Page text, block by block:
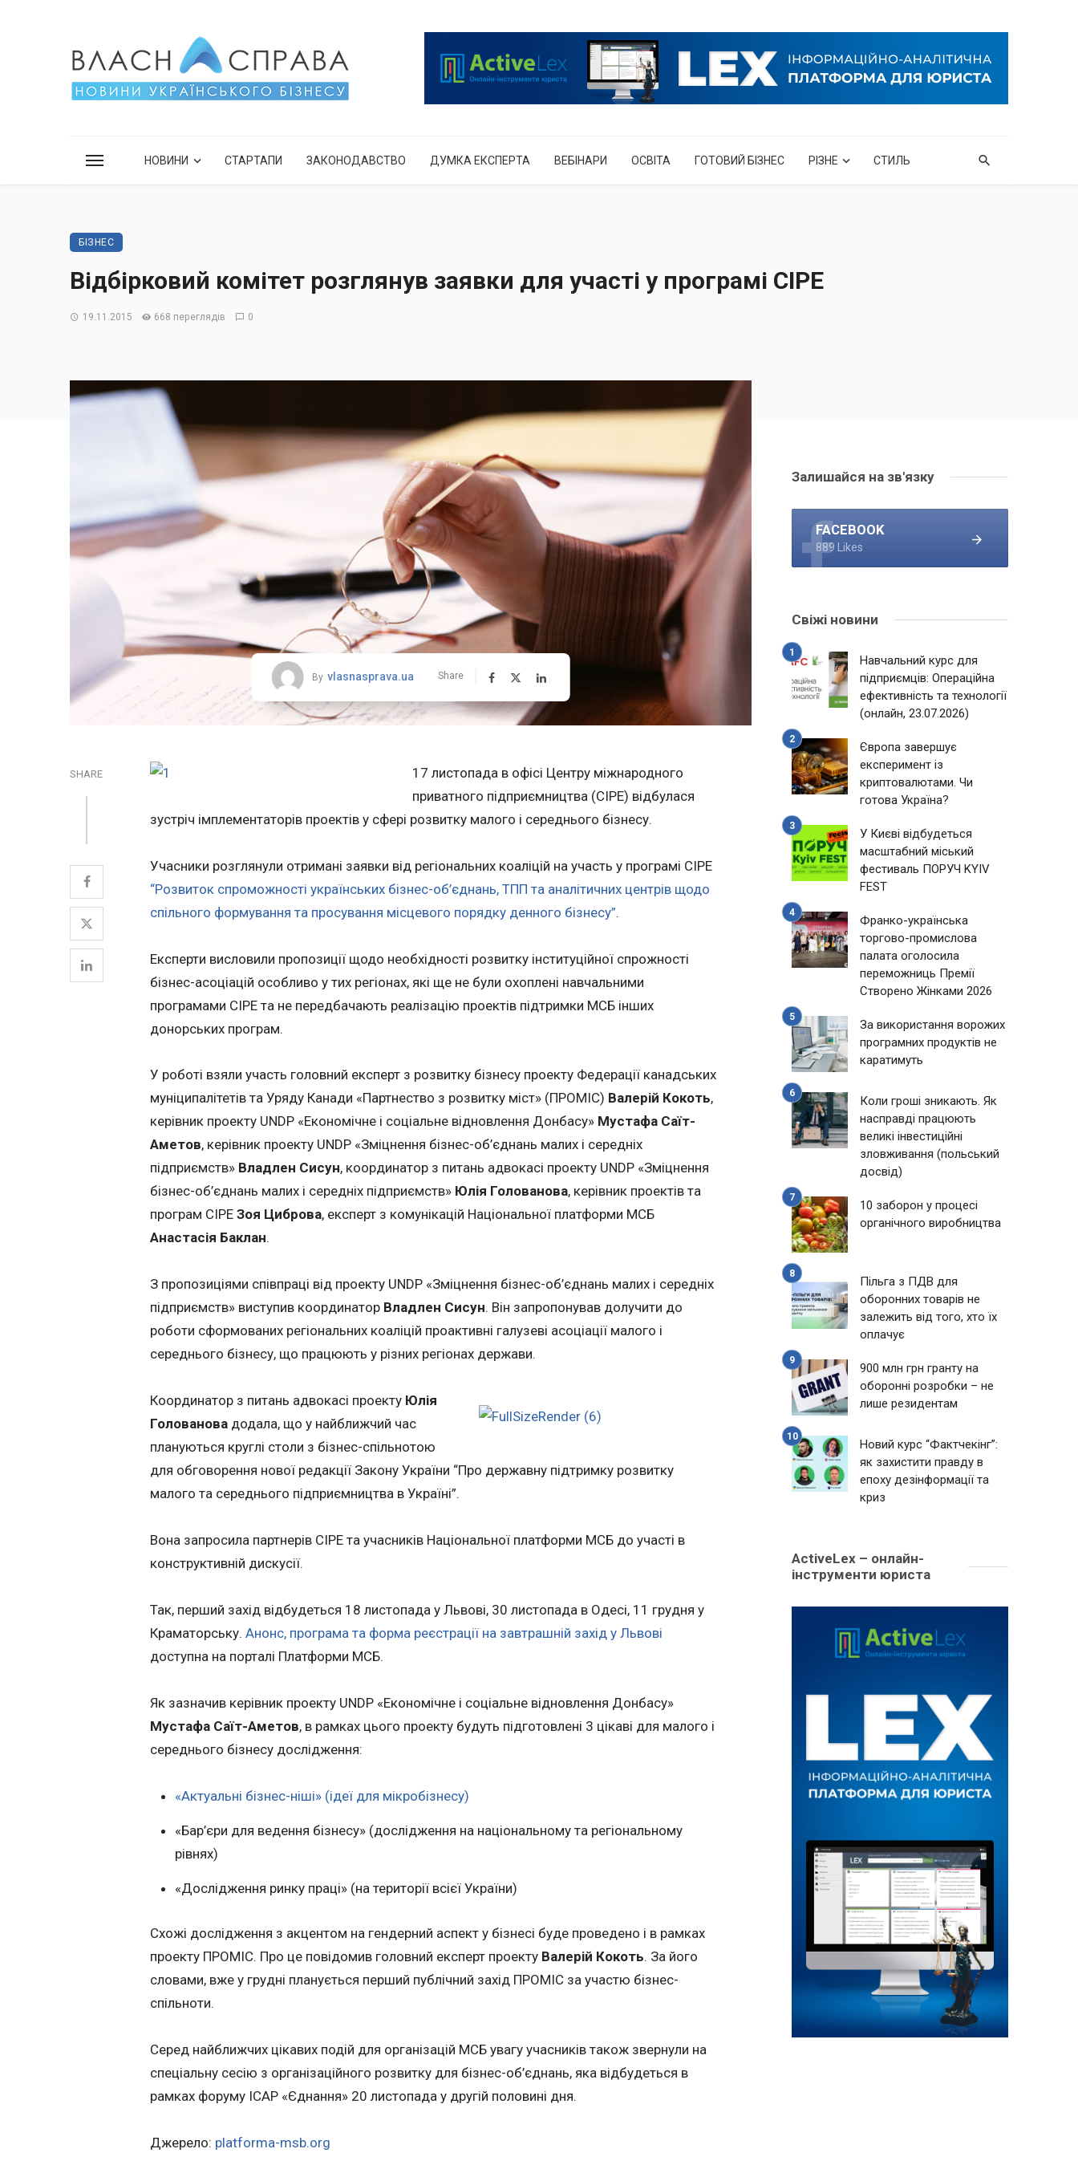
НОВИНИ СТАРТАПИ ЗАКОНОДАВСТВО ДУМКА ЕКСПЕРТА ВЕБІНАРИ ОСВІТА ГОТОВИЙ БІЗНЕС РІЗНЕ СТИЛЬ
БІЗНЕС
Відбірковий комітет розглянув заявки для участі у програмі CIPE
19.11.2015 668 переглядів 0
By vlasnasprava.ua Share
SHARE
17 листопада в офісі Центру міжнародного
приватного підприємництва (CIPE) відбулася
зустріч імплементаторів проектів у сфері розвитку малого і середнього бізнесу.
Учасники розглянули отримані заявки від регіональних коаліцій на участь у програмі CIPE
“Розвиток спроможності українських бізнес-об’єднань, ТПП та аналітичних центрів щодо
спільного формування та просування місцевого порядку денного бізнесу”.
Експерти висловили пропозиції щодо необхідності розвитку інституційної спрожності
бізнес-асоціацій особливо у тих регіонах, які ще не були охоплені навчальними
програмами CIPE та не передбачають реалізацію проектів підтримки МСБ інших
донорських програм.
У роботі взяли участь головний експерт з розвитку бізнесу проекту Федерації канадських
муніципалітетів та Уряду Канади «Партнество з розвитку міст» (ПРОМІС) Валерій Кокоть,
керівник проекту UNDP «Економічне і соціальне відновлення Донбасу» Мустафа Саїт-
Аметов, керівник проекту UNDP «Зміцнення бізнес-об’єднань малих і середніх
підприємств» Владлен Сисун, координатор з питань адвокасі проекту UNDP «Зміцнення
бізнес-об’єднань малих і середніх підприємств» Юлія Голованова, керівник проектів та
програм CIPE Зоя Циброва, експерт з комунікацій Національної платформи МСБ
Анастасія Баклан.
З пропозиціями співпраці від проекту UNDP «Зміцнення бізнес-об’єднань малих і середніх
підприємств» виступив координатор Владлен Сисун. Він запропонував долучити до
роботи сформованих регіональних коаліцій проактивні галузеві асоціації малого і
середнього бізнесу, що працюють у різних регіонах держави.
Координатор з питань адвокасі проекту Юлія
Голованова додала, що у найближчий час
плануються круглі столи з бізнес-спільнотою
для обговорення нової редакції Закону України “Про державну підтримку розвитку
малого та середнього підприємництва в Україні”.
Вона запросила партнерів CIPE та учасників Національної платформи МСБ до участі в
конструктивній дискусії.
Так, перший захід відбудеться 18 листопада у Львові, 30 листопада в Одесі, 11 грудня у
Краматорську. Анонс, програма та форма реєстрації на завтрашній захід у Львові
доступна на порталі Платформи МСБ.
Як зазначив керівник проекту UNDP «Економічне і соціальне відновлення Донбасу»
Мустафа Саїт-Аметов, в рамках цього проекту будуть підготовлені 3 цікаві для малого і
середнього бізнесу дослідження:
«Актуальні бізнес-ніші» (ідеї для мікробізнесу)
«Бар’єри для ведення бізнесу» (дослідження на національному та регіональному
рівнях)
«Дослідження ринку праці» (на території всієї України)
Схожі дослідження з акцентом на гендерний аспект у бізнесі буде проведено і в рамках
проекту ПРОМІС. Про це повідомив головний експерт проекту Валерій Кокоть. За його
словами, вже у грудні планується перший публічний захід ПРОМІС за участю бізнес-
спільноти.
Серед найближчих цікавих подій для організацій МСБ увагу учасників також звернули на
спеціальну сесію з організаційного розвитку для бізнес-об’єднань, яка відбудеться в
рамках форуму ІСАР «Єднання» 20 листопада у другій половині дня.
Джерело: platforma-msb.org
Залишайся на зв'язку
FACEBOOK
889 Likes
Свіжі новини
Навчальний курс для
підприємців: Операційна
ефективність та технології
(онлайн, 23.07.2026)
Європа завершує
експеримент із
криптовалютами. Чи
готова Україна?
У Києві відбудеться
масштабний міський
фестиваль ПОРУЧ KYIV
FEST
Франко-українська
торгово-промислова
палата оголосила
переможниць Премії
Створено Жінками 2026
За використання ворожих
програмних продуктів не
каратимуть
Коли гроші зникають. Як
насправді працюють
великі інвестиційні
зловживання (польський
досвід)
10 заборон у процесі
органічного виробництва
Пільга з ПДВ для
оборонних товарів не
залежить від того, хто їх
оплачує
900 млн грн гранту на
оборонні розробки – не
лише резидентам
Новий курс “Фактчекінг”:
як захистити правду в
епоху дезінформації та
криз
ActiveLex – онлайн-
інструменти юриста